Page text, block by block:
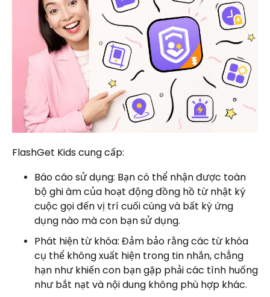
FlashGet Kids cung cấp:
Báo cáo sử dụng: Bạn có thể nhận được toàn
bộ ghi âm của hoạt động đồng hồ từ nhật ký
cuộc gọi đến vị trí cuối cùng và bất kỳ ứng
dụng nào mà con bạn sử dụng.
Phát hiện từ khóa: Đảm bảo rằng các từ khóa
cụ thể không xuất hiện trong tin nhắn, chẳng
hạn như khiến con bạn gặp phải các tình huống
như bắt nạt và nội dung không phù hợp khác.